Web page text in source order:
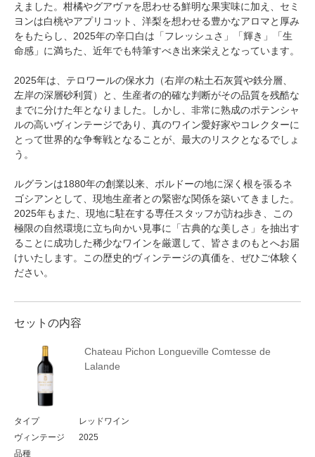
えました。柑橘やグアヴァを思わせる鮮明な果実味に加え、セミ
ヨンは白桃やアプリコット、洋梨を想わせる豊かなアロマと厚み
をもたらし、2025年の辛口白は「フレッシュさ」「輝き」「生
命感」に満ちた、近年でも特筆すべき出来栄えとなっています。
2025年は、テロワールの保水力（右岸の粘土石灰質や鉄分層、
左岸の深層砂利質）と、生産者の的確な判断がその品質を残酷な
までに分けた年となりました。しかし、非常に熟成のポテンシャ
ルの高いヴィンテージであり、真のワイン愛好家やコレクターに
とって世界的な争奪戦となることが、最大のリスクとなるでしょ
う。
ルグランは1880年の創業以来、ボルドーの地に深く根を張るネ
ゴシアンとして、現地生産者との緊密な関係を築いてきました。
2025年もまた、現地に駐在する専任スタッフが訪ね歩き、この
極限の自然環境に立ち向かい見事に「古典的な美しさ」を抽出す
ることに成功した稀少なワインを厳選して、皆さまのもとへお届
けいたします。この歴史的ヴィンテージの真価を、ぜひご体験く
ださい。
セットの内容
Chateau Pichon Longueville Comtesse de
Lalande
タイプ
レッドワイン
ヴィンテージ
2025
品種